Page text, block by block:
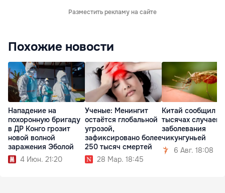
Разместить рекламу на сайте
Похожие новости
Нападение на
похоронную бригаду
в ДР Конго грозит
новой волной
заражения Эболой
4 Июн. 21:20
Ученые: Менингит
остаётся глобальной
угрозой,
зафиксировано более
250 тысяч смертей
28 Мар. 18:45
Китай сообщил о
тысячах случаев
заболевания
чикунгуньей
6 Авг. 18:08